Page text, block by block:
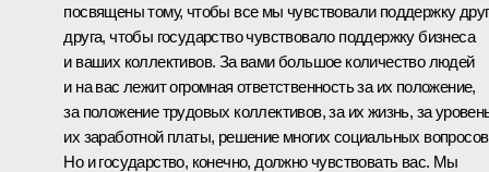
посвящены тому, чтобы все мы чувствовали поддержку друг
друга, чтобы государство чувствовало поддержку бизнеса
и ваших коллективов. За вами большое количество людей
и на вас лежит огромная ответственность за их положение,
за положение трудовых коллективов, за их жизнь, за
их заработной платы, решение многих социальных
Но и государство, конечно, должно чувствовать вас. Мы